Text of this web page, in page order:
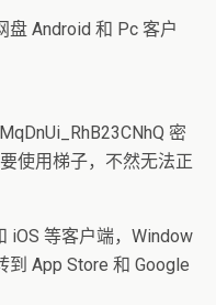
Android 和 Pc 客户
密
使用梯子，不然无法正
iOS 等客户端，Window
App Store 和 Google